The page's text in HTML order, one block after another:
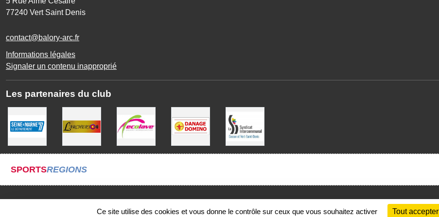
77240 Vert Saint Denis
contact@balory-arc.fr
Informations légales
Signaler un contenu inapproprié
Les partenaires du club
SPORTSREGIONS
Gestion des cookies
Ce site utilise des cookies et vous donne le contrôle sur ceux que vous souhaitez activer Tout accepter